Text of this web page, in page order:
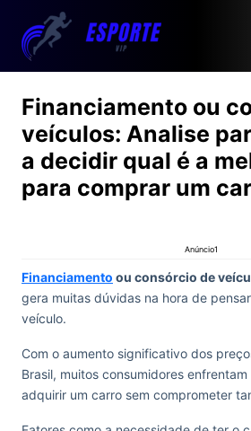
Financiamento ou
veículos: Analise
a decidir qual é a
para comprar um
Anúncio1
Financiamento ou consórcio de
gera muitas dúvidas na hora de
veículo.
Com o aumento significativo dos
Brasil, muitos consumidores
adquirir um carro sem comprometer